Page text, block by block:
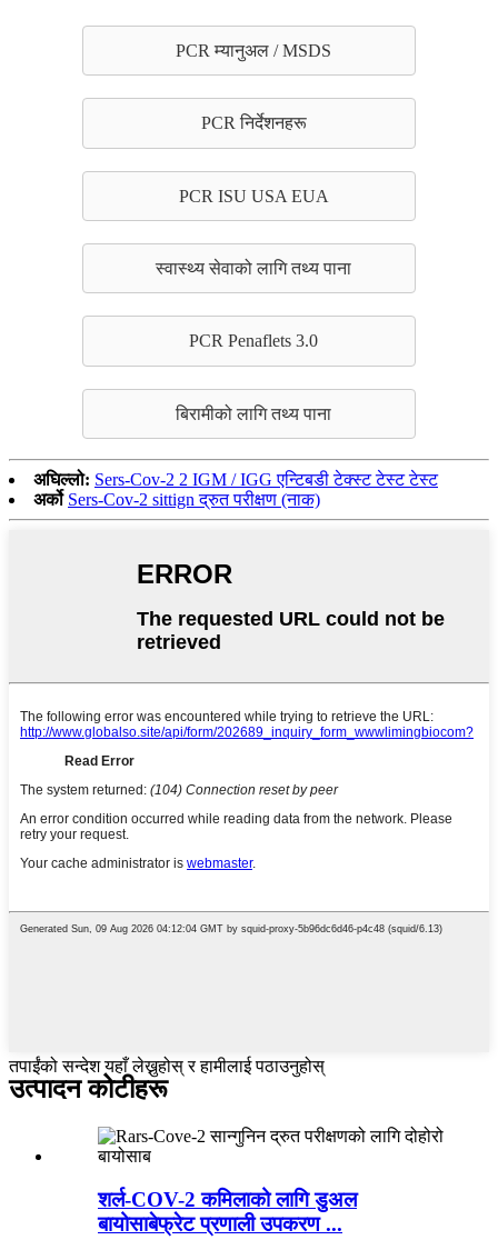
PCR म्यानुअल / MSDS
PCR निर्देशनहरू
PCR ISU USA EUA
स्वास्थ्य सेवाको लागि तथ्य पाना
PCR Penaflets 3.0
बिरामीको लागि तथ्य पाना
अघिल्लो: Sers-Cov-2 2 IGM / IGG एन्टिबडी टेक्स्ट टेस्ट टेस्ट
अर्को Sers-Cov-2 sittign द्रुत परीक्षण (नाक)
तपाईंको सन्देश यहाँ लेख्नुहोस् र हामीलाई पठाउनुहोस्
उत्पादन कोटीहरू
शर्ल-COV-2 कमिलाको लागि डुअल
बायोसाबेफ्रेट प्रणाली उपकरण ...